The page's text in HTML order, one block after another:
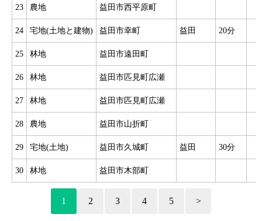
23 農地 益田市西平原町
24 宅地(土地と建物) 益田市幸町 益田 20分
25 林地 益田市遠田町
26 林地 益田市匹見町広瀬
27 林地 益田市匹見町広瀬
28 農地 益田市山折町
29 宅地(土地) 益田市久城町 益田 30分
30 林地 益田市木部町
1 2 3 4 5 >